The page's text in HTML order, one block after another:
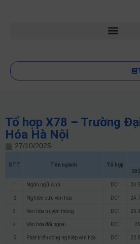
Tổ hợp X78 – Trường
Hóa Hà Nội
27/10/2025
STT Tên ngành Tổ hợp
1 Ngôn ngữ Anh D01
2 Nghiên cứu văn hóa D01
3 Văn hóa truyền thông D01
4 Văn hóa đối ngoại D01 25
5 Phát triển công nghiệp văn hóa D01